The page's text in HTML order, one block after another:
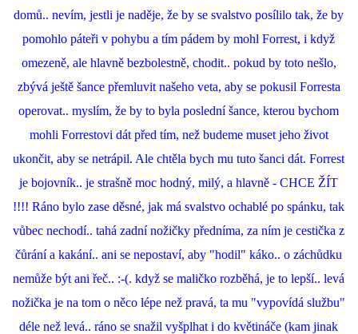
domů.. nevím, jestli je naděje, že by se svalstvo posílilo tak, že by
pomohlo páteři v pohybu a tím pádem by mohl Forrest, i když
omezeně, ale hlavně bezbolestně, chodit.. pokud by toto nešlo,
zbývá ještě šance přemluvit našeho veta, aby se pokusil Forresta
operovat.. myslím, že by to byla poslední šance, kterou bychom
mohli Forrestovi dát před tím, než budeme muset jeho život
ukončit, aby se netrápil. Ale chtěla bych mu tuto šanci dát. Forrest
je bojovník.. je strašně moc hodný, milý, a hlavně - CHCE ŽÍT
!!!! Ráno bylo zase děsné, jak má svalstvo ochablé po spánku, tak
vůbec nechodí.. tahá zadní nožičky předníma, za ním je cestička z
čůrání a kakání.. ani se nepostaví, aby "hodil" káko.. o záchůdku
nemůže být ani řeč.. :-(. když se maličko rozběhá, je to lepší.. levá
nožička je na tom o něco lépe než pravá, ta mu "vypovídá službu"
déle než levá.. ráno se snažil vyšplhat i do květináče (kam jinak